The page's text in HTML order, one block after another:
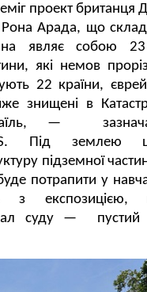
проект британця
Рона Арада, що
являє собою 23
які немов
22 країни,
знищені в
—
Під землею
підземної
потрапити у
з експозицією,
суду — пустий